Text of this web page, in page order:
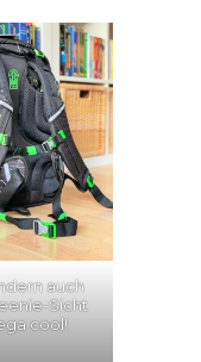
auch
Sicht
cool!